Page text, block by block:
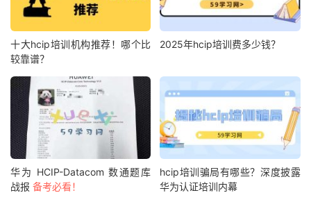
十大hcip培训机构推荐！哪个比
较靠谱？
2025年hcip培训费多少钱？
华为 HCIP-Datacom 数通题库
战报 备考必看！
hcip培训骗局有哪些？深度披露
华为认证培训内幕